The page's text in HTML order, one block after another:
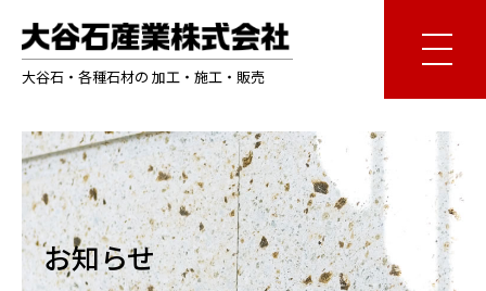
大谷石・各種石材の 加工・施工・販売
お知らせ